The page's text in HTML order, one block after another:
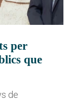
per
que
de